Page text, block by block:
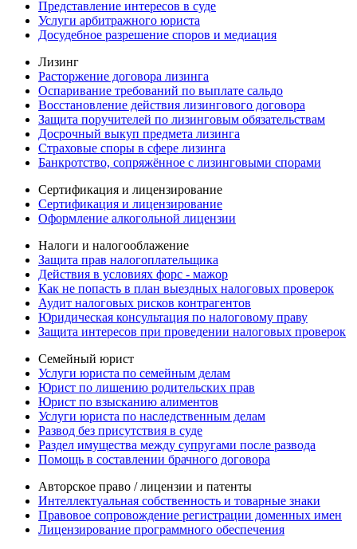
Представление интересов в суде
Услуги арбитражного юриста
Досудебное разрешение споров и медиация
Лизинг
Расторжение договора лизинга
Оспаривание требований по выплате сальдо
Восстановление действия лизингового договора
Защита поручителей по лизинговым обязательствам
Досрочный выкуп предмета лизинга
Страховые споры в сфере лизинга
Банкротство, сопряжённое с лизинговыми спорами
Сертификация и лицензирование
Сертификация и лицензирование
Оформление алкогольной лицензии
Налоги и налогооблажение
Защита прав налогоплательщика
Действия в условиях форс - мажор
Как не попасть в план выездных налоговых проверок
Аудит налоговых рисков контрагентов
Юридическая консультация по налоговому праву
Защита интересов при проведении налоговых проверок
Семейный юрист
Услуги юриста по семейным делам
Юрист по лишению родительских прав
Юрист по взысканию алиментов
Услуги юриста по наследственным делам
Развод без присутствия в суде
Раздел имущества между супругами после развода
Помощь в составлении брачного договора
Авторское право / лицензии и патенты
Интеллектуальная собственность и товарные знаки
Правовое сопровождение регистрации доменных имен
Лицензирование программного обеспечения